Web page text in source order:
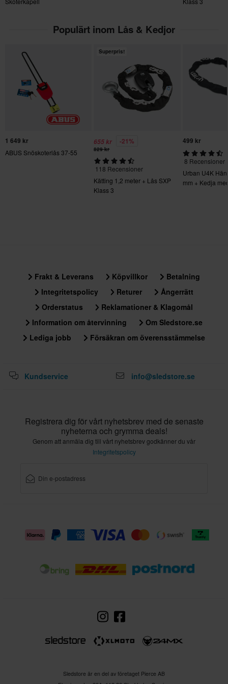
Du har rätt att returnera din beställning inom 60 dagar.
produkter som är personaliserade eller tillverkade på beställning.
Populärt inom Lås & Kedjor
1 649 kr
ABUS Snöskoterlås 37-55
Superpris!
655 kr -21%
829 kr
118 Recensioner
Kätting 1,2 meter + Lås SXP
Klass 3
499 kr
8 Recensioner
Urban U4K
mm + Kedja
Frakt & Leverans Köpvillkor
Betalning
Integritetspolicy
Returer
Ångerrätt
Orderstatus
Reklamationer & Klagomål
Information om återvinning
Om Sledstore.se
Lediga jobb
Försäkran om överensstämmelse
Kundservice info@sledstore.se
Registrera dig för vårt nyhetsbrev med de senaste
nyheterna och grymma deals!
Genom att anmäla dig till vårt nyhetsbrev godkänner du vår
Integritetspolicy
Sledstore är en del av företaget Pierce AB